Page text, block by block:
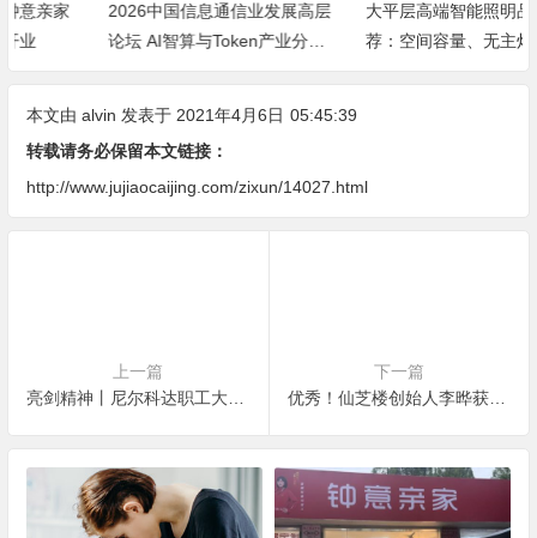
2026中国信息通信业发展高层
论坛 AI智算与Token产业分论
坛顺利举办
大平层高端智能照明品牌推
荐：空间容量、无主灯光质、
全屋定制、长期售后四个维度
本文由 alvin 发表于 2021年4月6日 05:45:39
转载请务必保留本文链接：
http://www.jujiaocaijing.com/zixun/14027.html
上一篇
亮剑精神丨尼尔科达职工大会暨表彰大会圆满结束！
下一篇
优秀！仙芝楼创始人李晔获评全国脱贫攻坚先进个人